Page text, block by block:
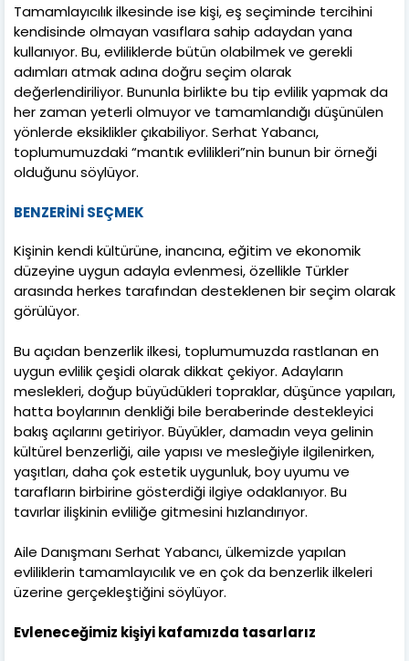
Tamamlayıcılık ilkesinde ise kişi, eş seçiminde tercihini
kendisinde olmayan vasıflara sahip adaydan yana
kullanıyor. Bu, evliliklerde bütün olabilmek ve gerekli
adımları atmak adına doğru seçim olarak
değerlendiriliyor. Bununla birlikte bu tip evlilik yapmak da
her zaman yeterli olmuyor ve tamamlandığı düşünülen
yönlerde eksiklikler çıkabiliyor. Serhat Yabancı,
toplumumuzdaki “mantık evlilikleri”nin bunun bir örneği
olduğunu söylüyor.
BENZERİNİ SEÇMEK
Kişinin kendi kültürüne, inancına, eğitim ve ekonomik
düzeyine uygun adayla evlenmesi, özellikle Türkler
arasında herkes tarafından desteklenen bir seçim olarak
görülüyor.
Bu açıdan benzerlik ilkesi, toplumumuzda rastlanan en
uygun evlilik çeşidi olarak dikkat çekiyor. Adayların
meslekleri, doğup büyüdükleri topraklar, düşünce yapıları,
hatta boylarının denkliği bile beraberinde destekleyici
bakış açılarını getiriyor. Büyükler, damadın veya gelinin
kültürel benzerliği, aile yapısı ve mesleğiyle ilgilenirken,
yaşıtları, daha çok estetik uygunluk, boy uyumu ve
tarafların birbirine gösterdiği ilgiye odaklanıyor. Bu
tavırlar ilişkinin evliliğe gitmesini hızlandırıyor.
Aile Danışmanı Serhat Yabancı, ülkemizde yapılan
evliliklerin tamamlayıcılık ve en çok da benzerlik ilkeleri
üzerine gerçekleştiğini söylüyor.
Evleneceğimiz kişiyi kafamızda tasarlarız